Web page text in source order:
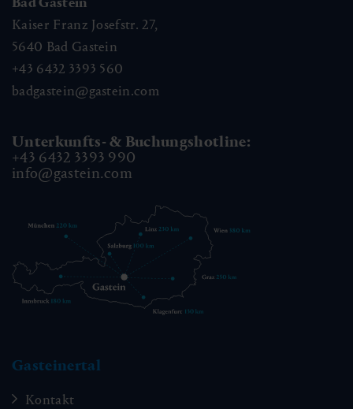
Kaiser Franz Josefstr. 27,
5640 Bad Gastein
+43 6432 3393 560
badgastein@gastein.com
Unterkunfts- & Buchungshotline:
+43 6432 3393 990
info@gastein.com
Gasteinertal
Kontakt